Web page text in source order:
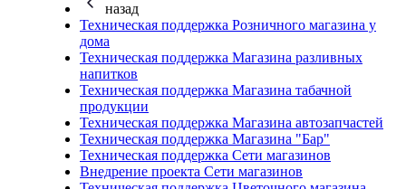
назад
Техническая поддержка Розничного магазина у
дома
Техническая поддержка Магазина разливных
напитков
Техническая поддержка Магазина табачной
продукции
Техническая поддержка Магазина автозапчастей
Техническая поддержка Магазина "Бар"
Техническая поддержка Сети магазинов
Внедрение проекта Сети магазинов